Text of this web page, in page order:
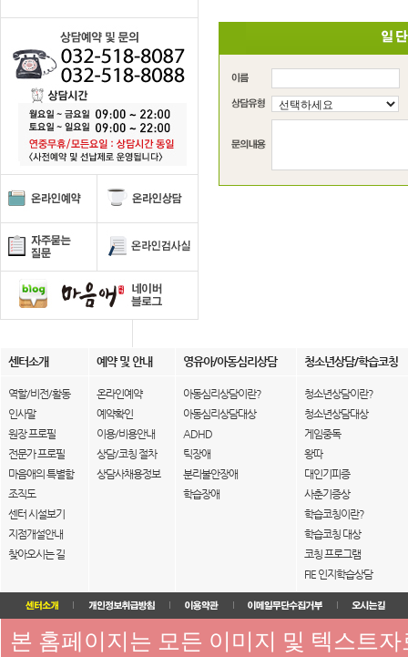
센터소개 예약 및 안내 영유아/아동심리상담 청소년상담/학습코칭
역할/비전/활동
인사말
원장 프로필
전문가 프로필
마음애의 특별함
조직도
센터 시설보기
지점개설안내
찾아오시는 길
온라인예약
예약확인
이용/비용안내
상담/코칭 절차
상담사채용정보
아동심리상담이란?
아동심리상담대상
ADHD
틱장애
분리불안장애
학습장애
청소년상담이란?
청소년상담대상
게임중독
왕따
대인기피증
사춘기증상
학습코칭이란?
학습코칭 대상
코칭 프로그램
FIE 인지학습상담
본 홈페이지는 모든 이미지 및 텍스트